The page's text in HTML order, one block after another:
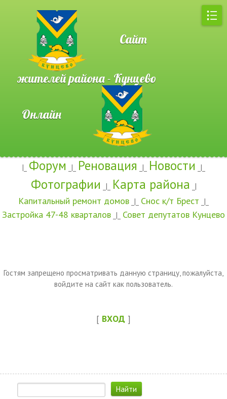
Сайт
жителей района - Кунцево
Онлайн
|_ Форум _|_ Реновация _|_ Новости _|_
Фотографии _|_ Карта района _|
Капитальный ремонт домов _|_ Снос к/т Брест _|_
Застройка 47-48 кварталов _|_ Совет депутатов Кунцево
Гостям запрещено просматривать данную страницу, пожалуйста,
войдите на сайт как пользователь.
[ ВХОД ]